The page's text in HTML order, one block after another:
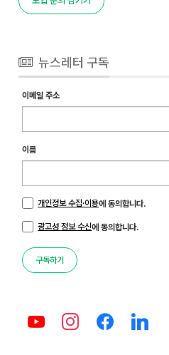
뉴스레터 구독
이메일 주소
이름
개인정보 수집·이용에 동의합니다.
광고성 정보 수신에 동의합니다.
구독하기